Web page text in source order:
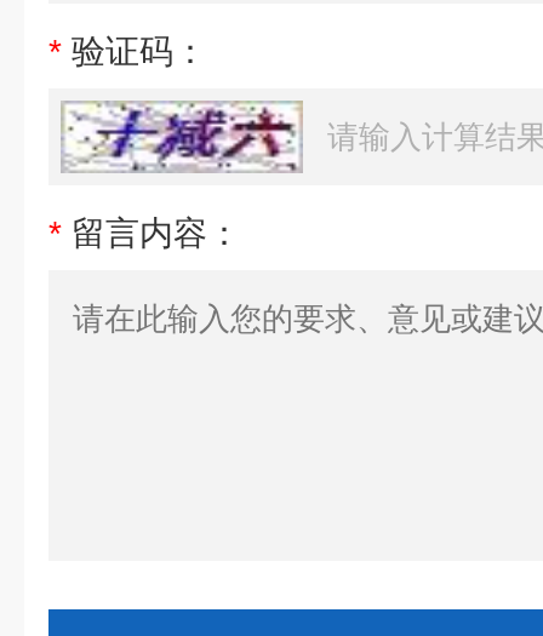
* 验证码：
* 留言内容：